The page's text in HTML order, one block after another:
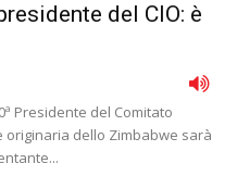
del CIO: è
Presidente del Comitato
originaria dello Zimbabwe sarà